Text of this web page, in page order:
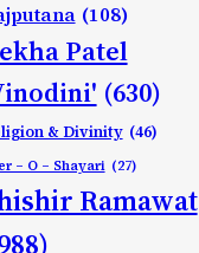
(108)
Patel
(630)
& Divinity (46)
– O – Shayari (27)
Ramawat